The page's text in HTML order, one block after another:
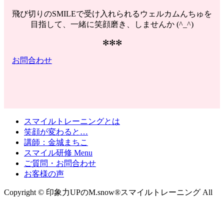
飛び切りのSMILEで受け入れられるウェルカムんちゅを
目指して、一緒に笑顔磨き、しませんか (^_^)
✻✻✻
お問合わせ
スマイルトレーニングとは
笑顔が変わると…
講師：金城まちこ
スマイル研修 Menu
ご質問・お問合わせ
お客様の声
Copyright © 印象力UPのM.snow®スマイルトレーニング All